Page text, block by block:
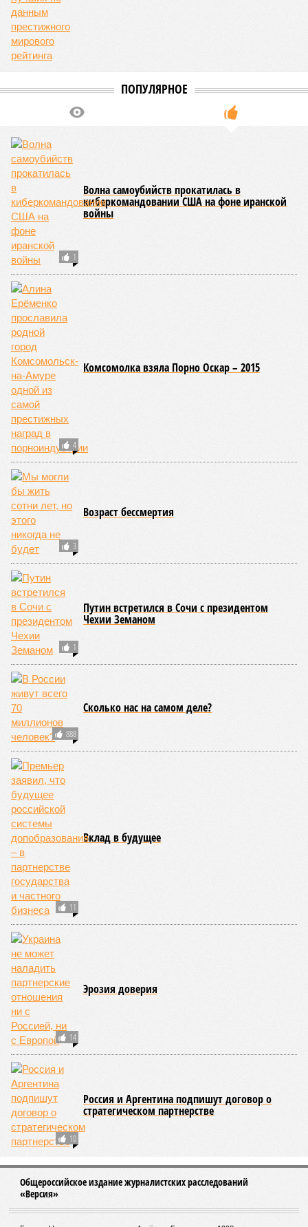
ПОПУЛЯРНОЕ
1
Волна самоубийств прокатилась в
киберкомандовании США на фоне иранской
войны
4
Комсомолка взяла Порно Оскар – 2015
3
Возраст бессмертия
1
Путин встретился в Сочи с президентом
Чехии Земаном
888
Сколько нас на самом деле?
11
Вклад в будущее
14
Эрозия доверия
10
Россия и Аргентина подпишут договор о
стратегическом партнерстве
Общероссийское издание журналистских расследований
«Версия»